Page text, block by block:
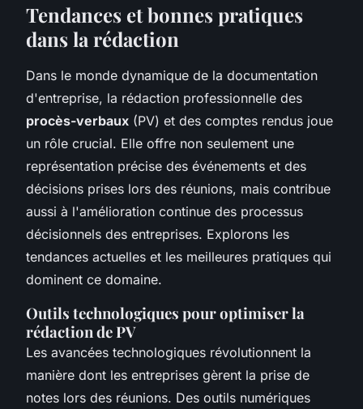
Tendances et bonnes pratiques
dans la rédaction
Dans le monde dynamique de la documentation
d'entreprise, la rédaction professionnelle des
procès-verbaux (PV) et des comptes rendus joue
un rôle crucial. Elle offre non seulement une
représentation précise des événements et des
décisions prises lors des réunions, mais contribue
aussi à l'amélioration continue des processus
décisionnels des entreprises. Explorons les
tendances actuelles et les meilleures pratiques qui
dominent ce domaine.
Outils technologiques pour optimiser la
rédaction de PV
Les avancées technologiques révolutionnent la
manière dont les entreprises gèrent la prise de
notes lors des réunions. Des outils numériques